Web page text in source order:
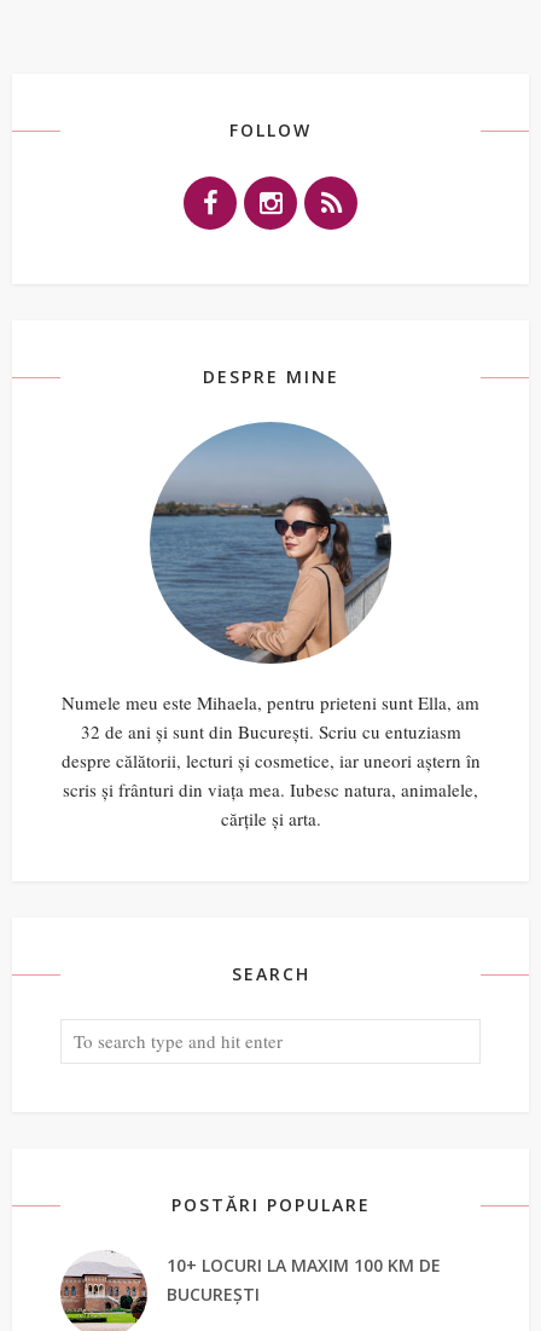
FOLLOW
DESPRE MINE
Numele meu este Mihaela, pentru prieteni sunt Ella, am
32 de ani și sunt din București. Scriu cu entuziasm
despre călătorii, lecturi și cosmetice, iar uneori aștern în
scris și frânturi din viața mea. Iubesc natura, animalele,
cărțile și arta.
SEARCH
POSTĂRI POPULARE
10+ LOCURI LA MAXIM 100 KM DE
BUCUREȘTI